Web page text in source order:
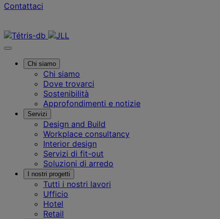
Contattaci
Chi siamo
Chi siamo
Dove trovarci
Sostenibilità
Approfondimenti e notizie
Servizi
Design and Build
Workplace consultancy
Interior design
Servizi di fit-out
Soluzioni di arredo
I nostri progetti
Tutti i nostri lavori
Ufficio
Hotel
Retail